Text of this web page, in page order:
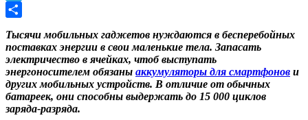
Telegram
Тысячи мобильных гаджетов нуждаются в бесперебойных
поставках энергии в свои маленькие тела. Запасать
электричество в ячейках, чтоб выступать
энергоносителем обязаны аккумуляторы для смартфонов и
других мобильных устройств. В отличие от обычных
батареек, они способны выдержать до 15 000 циклов
заряда-разряда.